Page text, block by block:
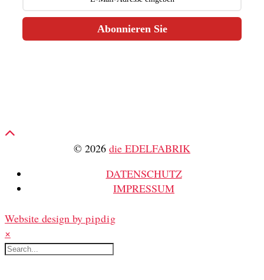
Abonnieren Sie
© 2026 die EDELFABRIK
DATENSCHUTZ
IMPRESSUM
Website design by pipdig
×